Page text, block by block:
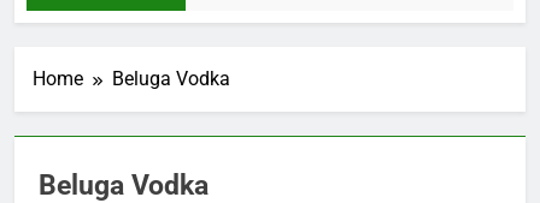
Home Beluga Vodka
Beluga Vodka